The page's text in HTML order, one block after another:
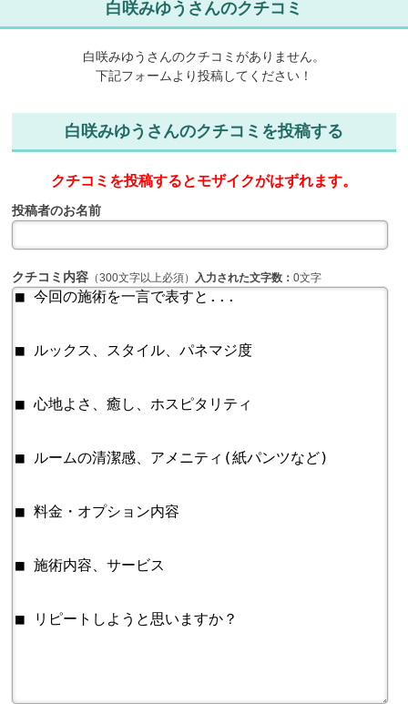
白咲みゆうさんのクチコミ
白咲みゆうさんのクチコミがありません。
下記フォームより投稿してください！
白咲みゆうさんのクチコミを投稿する
クチコミを投稿するとモザイクがはずれます。
投稿者のお名前
クチコミ内容 （300文字以上必須） 入力された文字数：0文字